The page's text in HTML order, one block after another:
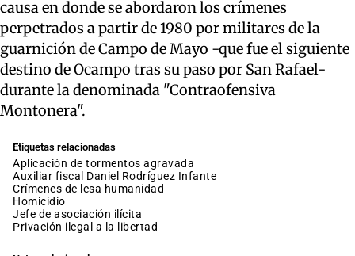
causa en donde se abordaron los crímenes
perpetrados a partir de 1980 por militares de la
guarnición de Campo de Mayo -que fue el siguiente
destino de Ocampo tras su paso por San Rafael-
durante la denominada "Contraofensiva
Montonera".
Etiquetas relacionadas
aplicación de tormentos agravada
auxiliar fiscal Daniel Rodríguez Infante
crímenes de lesa humanidad
homicidio
jefe de asociación ilícita
privación ilegal a la libertad